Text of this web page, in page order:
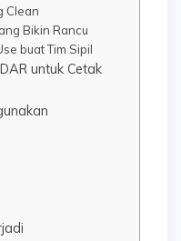
Clean
Bikin Rancu
buat Tim Sipil
untuk Cetak